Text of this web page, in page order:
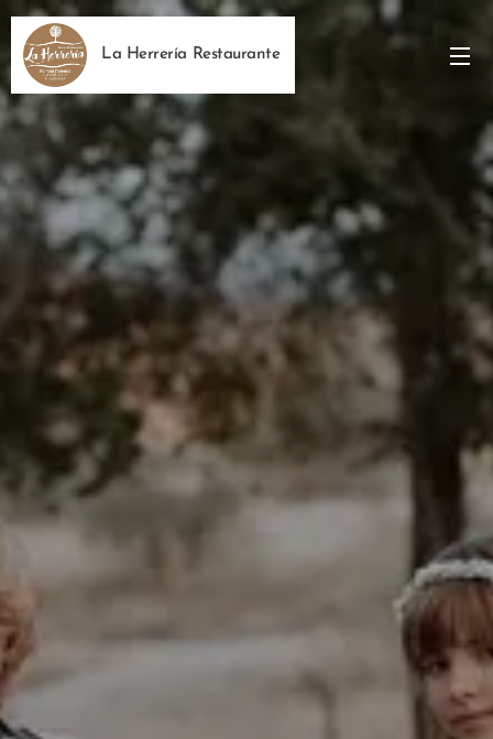
La Herrería Restaurante